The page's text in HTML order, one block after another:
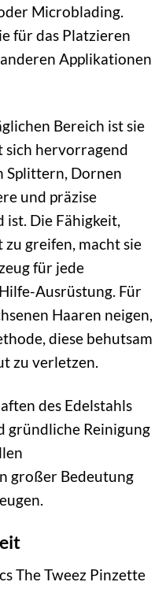
Microblading.
für das Platzieren
Applikationen
Bereich ist sie
sich hervorragend
Splittern, Dornen
und präzise
Die Fähigkeit,
greifen, macht sie
für jede
Ausrüstung. Für
Haaren neigen,
diese behutsam
zu verletzen.
des Edelstahls
gründliche Reinigung
großer Bedeutung
The Tweez Pinzette